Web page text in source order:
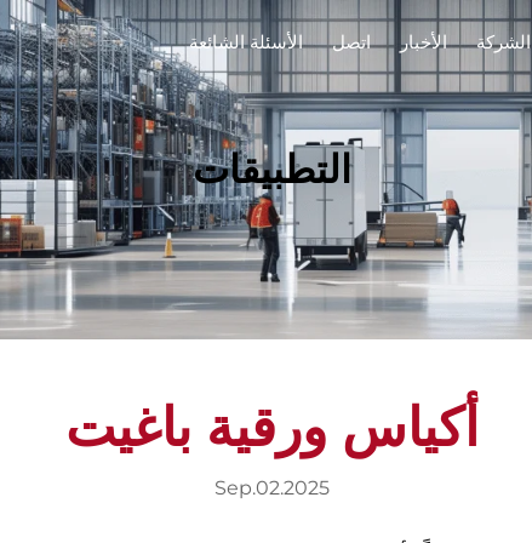
الشركة الأخبار اتصل الأسئلة الشائعة
التطبيقات
أكياس ورقية باغيت
Sep.02.2025